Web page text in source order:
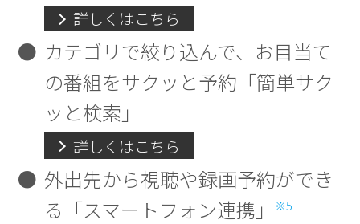
詳しくはこちら
● カテゴリで絞り込んで、お目当て
の番組をサクッと予約「簡単サク
ッと検索」
詳しくはこちら
● 外出先から視聴や録画予約ができ
る「スマートフォン連携」
※5